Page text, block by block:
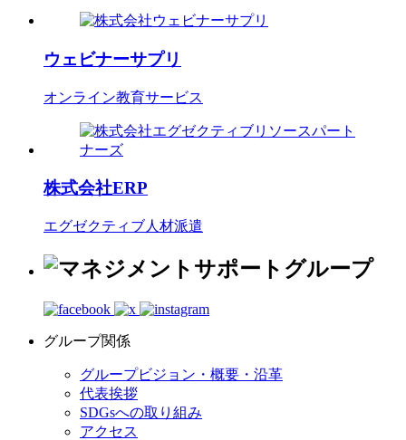
ウェビナーサプリ
オンライン教育サービス
株式会社ERP
エグゼクティブ人材派遣
グループ関係
グループビジョン・概要・沿革
代表挨拶
SDGsへの取り組み
アクセス